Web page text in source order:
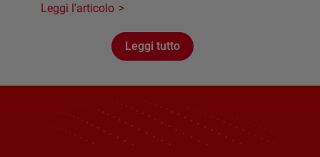
Leggi l'articolo
Leggi tutto